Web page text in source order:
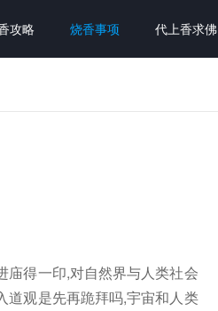
攻略 烧香事项 代上香求佛
庙得一印,对自然界与人类社会
道观是先再跪拜吗,宇宙和人类